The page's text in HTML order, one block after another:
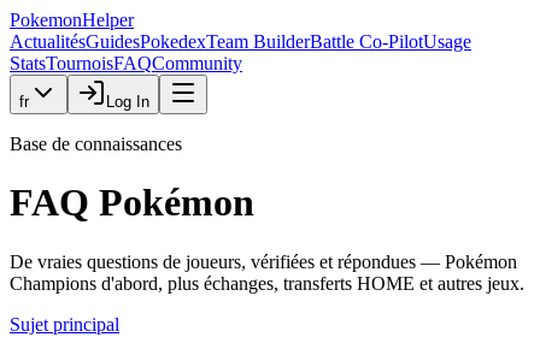
PokemonHelper
ActualitésGuidesPokedexTeam BuilderBattle Co-PilotUsage
StatsTournoisFAQCommunity
fr Log In
Base de connaissances
FAQ Pokémon
De vraies questions de joueurs, vérifiées et répondues — Pokémon
Champions d'abord, plus échanges, transferts HOME et autres jeux.
Sujet principal